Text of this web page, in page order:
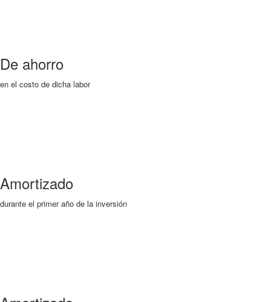
De ahorro
en el costo de dicha labor
Amortizado
durante el primer año de la inversión